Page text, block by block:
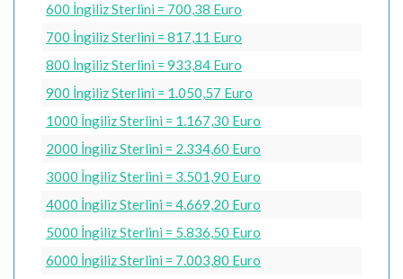
600 İngiliz Sterlini = 700,38 Euro
700 İngiliz Sterlini = 817,11 Euro
800 İngiliz Sterlini = 933,84 Euro
900 İngiliz Sterlini = 1.050,57 Euro
1000 İngiliz Sterlini = 1.167,30 Euro
2000 İngiliz Sterlini = 2.334,60 Euro
3000 İngiliz Sterlini = 3.501,90 Euro
4000 İngiliz Sterlini = 4.669,20 Euro
5000 İngiliz Sterlini = 5.836,50 Euro
6000 İngiliz Sterlini = 7.003,80 Euro